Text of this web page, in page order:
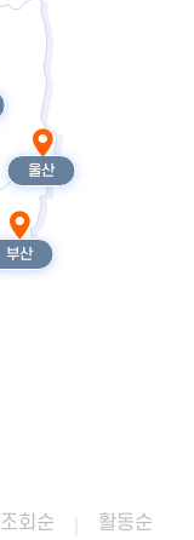
울산
부산
조회순 활동순